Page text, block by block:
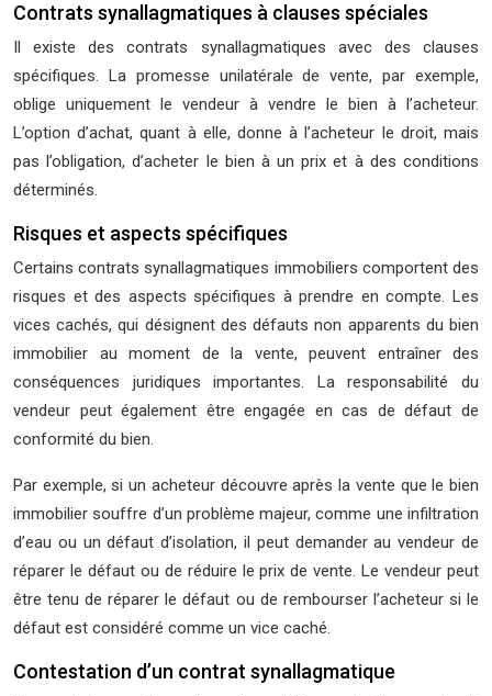
Contrats synallagmatiques à clauses spéciales
Il existe des contrats synallagmatiques avec des clauses
spécifiques. La promesse unilatérale de vente, par exemple,
oblige uniquement le vendeur à vendre le bien à l’acheteur.
L’option d’achat, quant à elle, donne à l’acheteur le droit, mais
pas l’obligation, d’acheter le bien à un prix et à des conditions
déterminés.
Risques et aspects spécifiques
Certains contrats synallagmatiques immobiliers comportent des
risques et des aspects spécifiques à prendre en compte. Les
vices cachés, qui désignent des défauts non apparents du bien
immobilier au moment de la vente, peuvent entraîner des
conséquences juridiques importantes. La responsabilité du
vendeur peut également être engagée en cas de défaut de
conformité du bien.
Par exemple, si un acheteur découvre après la vente que le bien
immobilier souffre d’un problème majeur, comme une infiltration
d’eau ou un défaut d’isolation, il peut demander au vendeur de
réparer le défaut ou de réduire le prix de vente. Le vendeur peut
être tenu de réparer le défaut ou de rembourser l’acheteur si le
défaut est considéré comme un vice caché.
Contestation d’un contrat synallagmatique